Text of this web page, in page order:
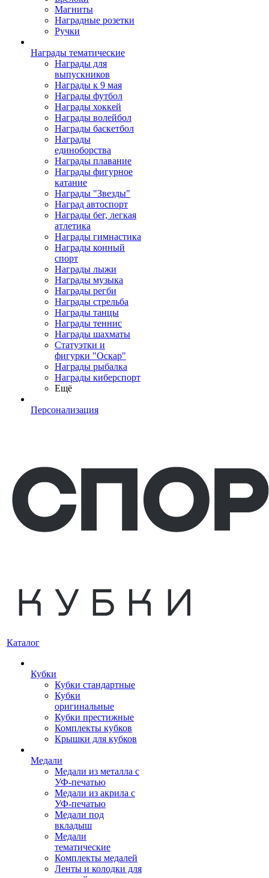
Магниты
Наградные розетки
Ручки
Награды тематические
Награды для
выпускников
Награды к 9 мая
Награды футбол
Награды хоккей
Награды волейбол
Награды баскетбол
Награды
единоборства
Награды плавание
Награды фигурное
катание
Награды "Звезды"
Наград автоспорт
Награды бег, легкая
атлетика
Награды гимнастика
Награды конный
спорт
Награды лыжи
Награды музыка
Награды регби
Награды стрельба
Награды танцы
Награды теннис
Награды шахматы
Статуэтки и
фигурки "Оскар"
Награды рыбалка
Награды киберспорт
Ещё
Персонализация
Каталог
Кубки
Кубки стандартные
Кубки
оригинальные
Кубки престижные
Комплекты кубков
Крышки для кубков
Медали
Медали из металла с
УФ-печатью
Медали из акрила с
УФ-печатью
Медали под
вкладыш
Медали
тематические
Комплекты медалей
Ленты и колодки для